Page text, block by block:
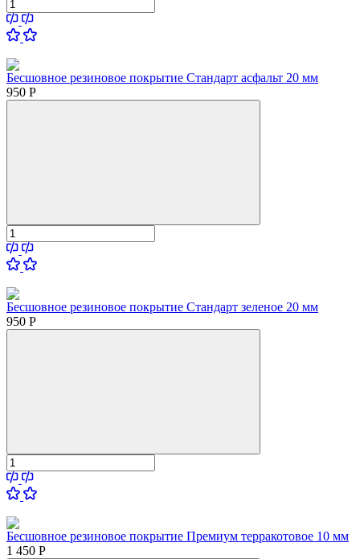
Бесшовное резиновое покрытие Стандарт асфальт 20 мм
950 Р
Бесшовное резиновое покрытие Стандарт зеленое 20 мм
950 Р
Бесшовное резиновое покрытие Премиум терракотовое 10 мм
1 450 Р